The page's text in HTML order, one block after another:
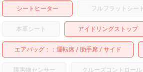
シートヒーター フルフラットシート
本革シート アイドリングストップ
エアバッグ： 運転席 助手席 サイド
障害物センサー クルーズコントロール